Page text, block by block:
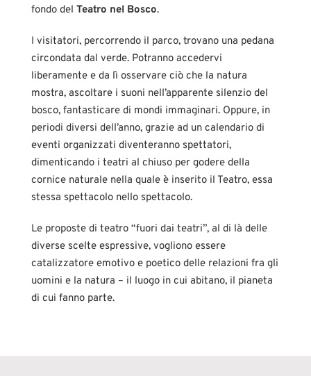
fondo del Teatro nel Bosco.
I visitatori, percorrendo il parco, trovano una pedana
circondata dal verde. Potranno accedervi
liberamente e da lì osservare ciò che la natura
mostra, ascoltare i suoni nell’apparente silenzio del
bosco, fantasticare di mondi immaginari. Oppure, in
periodi diversi dell’anno, grazie ad un calendario di
eventi organizzati diventeranno spettatori,
dimenticando i teatri al chiuso per godere della
cornice naturale nella quale è inserito il Teatro, essa
stessa spettacolo nello spettacolo.
Le proposte di teatro “fuori dai teatri”, al di là delle
diverse scelte espressive, vogliono essere
catalizzatore emotivo e poetico delle relazioni fra gli
uomini e la natura – il luogo in cui abitano, il pianeta
di cui fanno parte.